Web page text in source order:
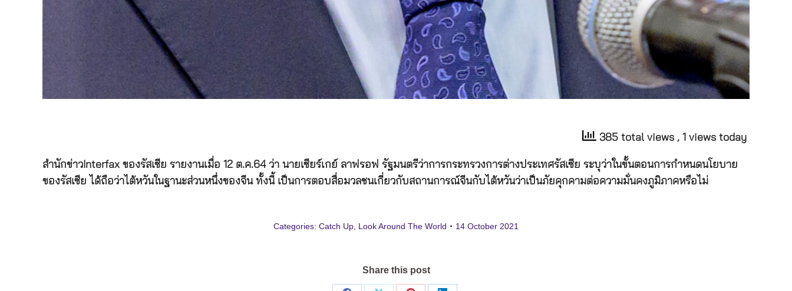
385 total views , 1 views today
สำนักข่าวInterfax ของรัสเซีย รายงานเมื่อ 12 ต.ค.64 ว่า นายเซียร์เกย์ ลาฟรอฟ รัฐมนตรีว่าการกระทรวงการต่างประเทศรัสเซีย ระบุว่าในขั้นตอนการกำหนดนโยบาย
ของรัสเซีย ได้ถือว่าไต้หวันในฐานะส่วนหนึ่งของจีน ทั้งนี้ เป็นการตอบสื่อมวลชนเกี่ยวกับสถานการณ์จีนกับไต้หวันว่าเป็นภัยคุกคามต่อความมั่นคงภูมิภาคหรือไม่
Categories: Catch Up Look Around The World 14 October 2021
Share this post